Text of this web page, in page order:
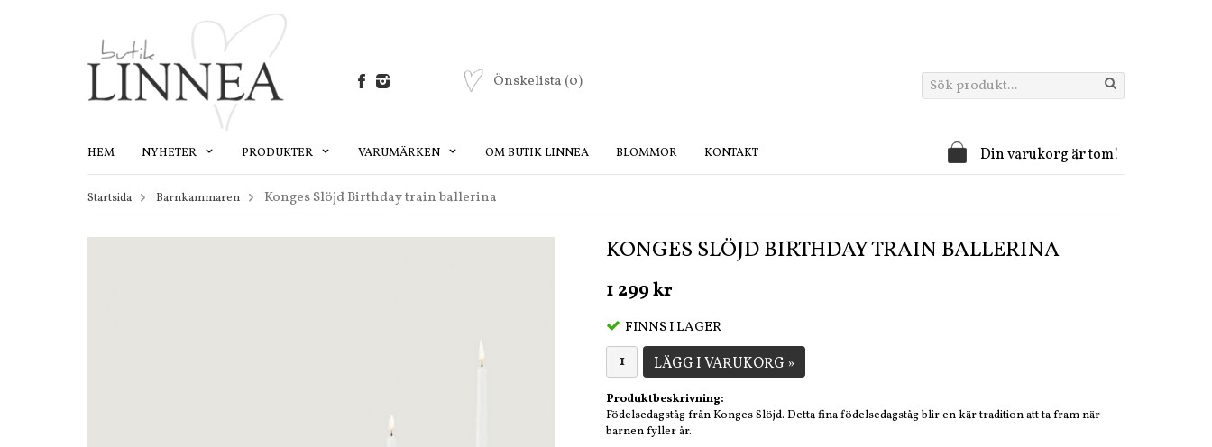
Önskelista (0)
HEM NYHETER PRODUKTER VARUMÄRKEN OM BUTIK LINNEA BLOMMOR KONTAKT Din varukorg är tom!
Startsida Barnkammaren Konges Slöjd Birthday train ballerina
KONGES SLÖJD BIRTHDAY TRAIN BALLERINA
1 299 kr
FINNS I LAGER
LÄGG I VARUKORG »
Produktbeskrivning:
Födelsedagståg från Konges Slöjd. Detta fina födelsedagståg blir en kär tradition att ta fram när
barnen fyller år.